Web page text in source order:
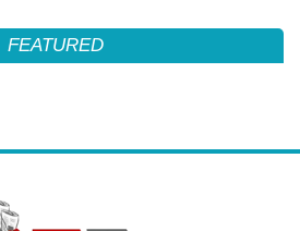
FEATURED